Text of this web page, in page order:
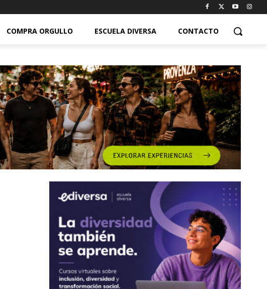
COMPRA ORGULLO ESCUELA DIVERSA CONTACTO